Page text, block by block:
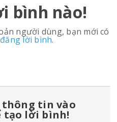
bình nào!
người dùng, bạn mới có
lời bình.
thông tin vào
tạo lời bình!